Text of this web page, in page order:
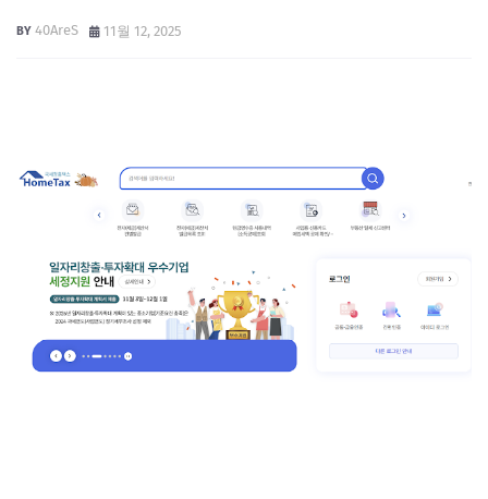
40AreS 11월 12, 2025